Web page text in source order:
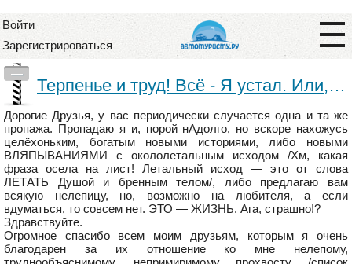
Войти
Зарегистрироваться
—
Терпенье и труд! Всё - Я устал. Или, быть может, Matriculación de vehículos en modalidad española. Начало.
Дорогие Друзья, у вас периодически случается одна и та же
пропажа. Пропадаю я и, порой нАдолго, но вскоре нахожусь
целёхоньким, богатым новыми историями, либо новыми
ВЛЯПЫВАНИЯМИ с окололетальным исходом /Хм, какая
фраза осела на лист! Летальный исход — это от слова
ЛЕТАТЬ Душой и бренным телом/, либо предлагаю вам
всякую нелепицу, но, возможно на любителя, а если
вдуматься, то совсем нет. ЭТО — ЖИЗНЬ. Ага, страшно!?
Здравствуйте.
Огромное спасибо всем моим друзьям, которым я очень
благодарен за их отношение ко мне нелепому,